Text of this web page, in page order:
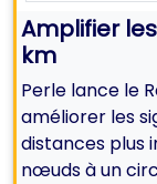
Amplifier les
km
Perle lance le
améliorer les
distances plus
nœuds à un